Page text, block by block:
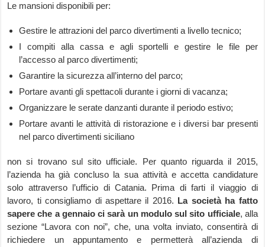
Le mansioni disponibili per:
Gestire le attrazioni del parco divertimenti a livello tecnico;
I compiti alla cassa e agli sportelli e gestire le file per
l’accesso al parco divertimenti;
Garantire la sicurezza all’interno del parco;
Portare avanti gli spettacoli durante i giorni di vacanza;
Organizzare le serate danzanti durante il periodo estivo;
Portare avanti le attività di ristorazione e i diversi bar presenti
nel parco divertimenti siciliano
non si trovano sul sito ufficiale. Per quanto riguarda il 2015,
l’azienda ha già concluso la sua attività e accetta candidature
solo attraverso l’ufficio di Catania. Prima di farti il viaggio di
lavoro, ti consigliamo di aspettare il 2016. La società ha fatto
sapere che a gennaio ci sarà un modulo sul sito ufficiale, alla
sezione “Lavora con noi”, che, una volta inviato, consentirà di
richiedere un appuntamento e permetterà all’azienda di